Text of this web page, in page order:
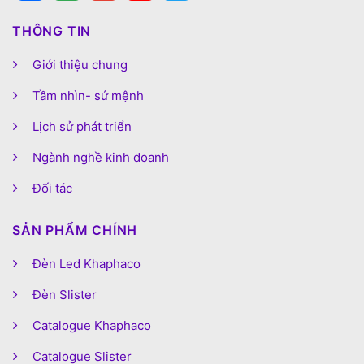
THÔNG TIN
Giới thiệu chung
Tầm nhìn- sứ mệnh
Lịch sử phát triển
Ngành nghề kinh doanh
Đối tác
SẢN PHẨM CHÍNH
Đèn Led Khaphaco
Đèn Slister
Catalogue Khaphaco
Catalogue Slister